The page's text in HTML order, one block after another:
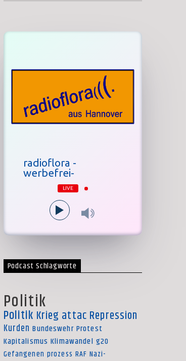
radioflora -
werbefrei-
LIVE
Podcast Schlagworte
Politik
Politik Krieg attac Repression
Kurden Bundeswehr Protest
Kapitalismus Klimawandel g20
Gefangenen prozess RAF Nazi-